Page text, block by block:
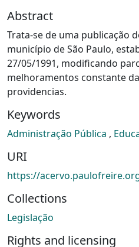
Abstract
Trata-se de uma publicação
município de São Paulo,
27/05/1991, modificando
melhoramentos constante
providencias.
Keywords
Administração Pública ,
URI
https://
Collections
Legislação
Rights and licensing